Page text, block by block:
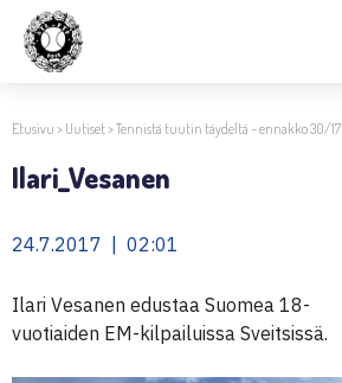
Etusivu > Uutiset>Tennistä tuutin täydeltä – ennakko 30/17
Ilari_Vesanen
24.7.2017 | 02:01
Ilari Vesanen edustaa Suomea 18-
vuotiaiden EM-kilpailuissa Sveitsissä.